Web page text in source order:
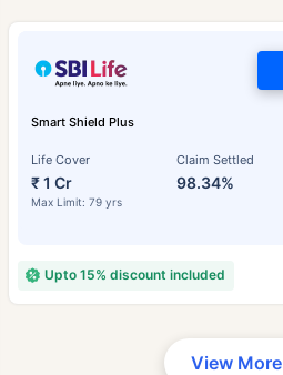
Smart Shield Plus
Life Cover
₹ 1 Cr
Max Limit: 79 yrs
Claim Settled
98.34%
Upto 15% discount included
View More